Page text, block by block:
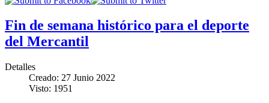
Fin de semana histórico para el deporte
del Mercantil
Detalles
Creado: 27 Junio 2022
Visto: 1951